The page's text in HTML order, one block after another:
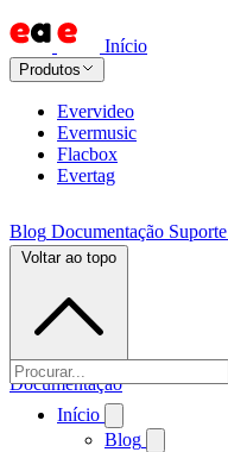
Início
Produtos
Evervideo
Evermusic
Flacbox
Evertag
Blog Documentação Suporte
Início
Blog
Voltar ao topo
Documentação